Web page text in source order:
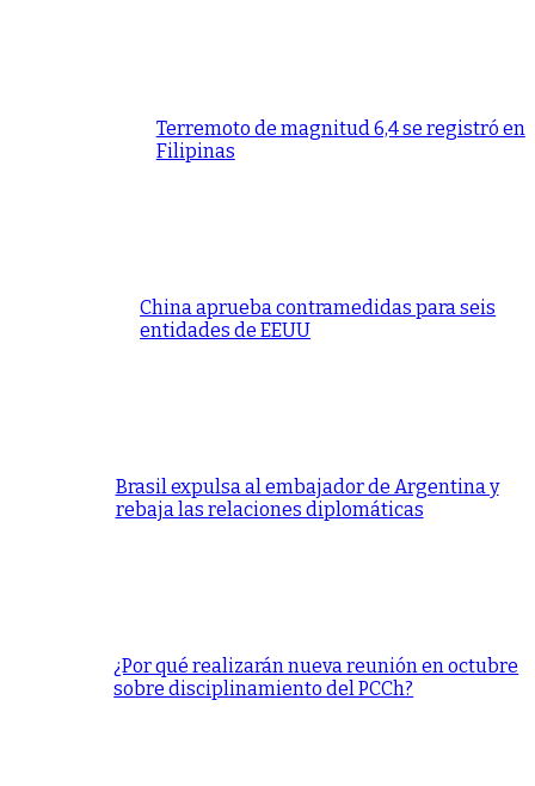
Terremoto de magnitud 6,4 se registró en
Filipinas
China aprueba contramedidas para seis
entidades de EEUU
Brasil expulsa al embajador de Argentina y
rebaja las relaciones diplomáticas
¿Por qué realizarán nueva reunión en octubre
sobre disciplinamiento del PCCh?